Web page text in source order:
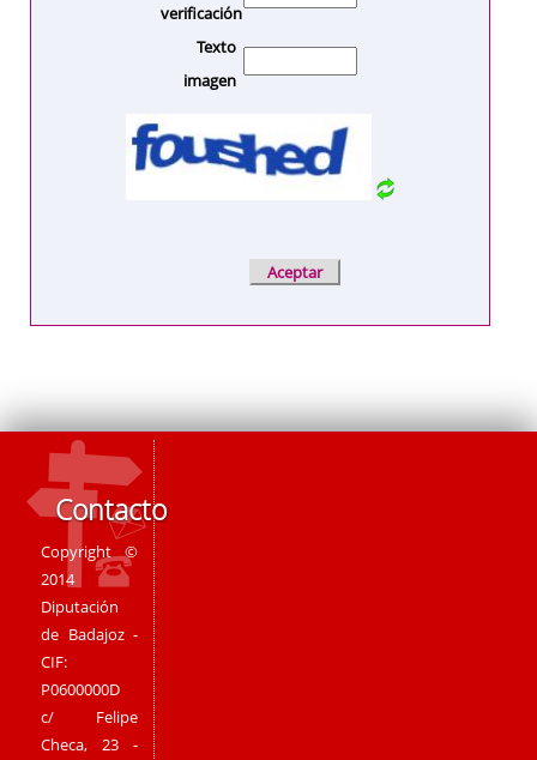
verificación
Texto
imagen
Contacto
Copyright ©
2014
Diputación
de Badajoz -
CIF:
P0600000D
c/ Felipe
Checa, 23 -